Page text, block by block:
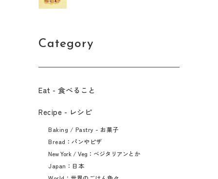
Category
Eat - 食べること​
Recipe - レシピ
Baking / Pastry - お菓子
Bread：パンやピザ
New York / Veg：ベジタリアンとか
Japan：日本